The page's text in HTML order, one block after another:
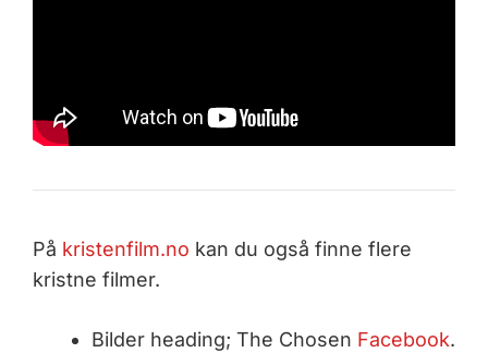
På kristenfilm.no kan du også finne flere
kristne filmer.
Bilder heading; The Chosen Facebook.